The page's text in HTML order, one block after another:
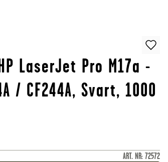
LaserJet Pro M17a -
/ CF244A, Svart, 1000
ART. NR: 72572